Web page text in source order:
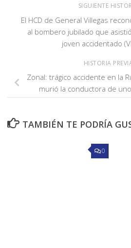
SIGUIENTE
El HCD de General Villegas
al bombero jubilado que
joven accidentado
HISTORIA
Zonal: trágico accidente en la
murió la conductora de
TAMBIÉN TE PODRÍA
0